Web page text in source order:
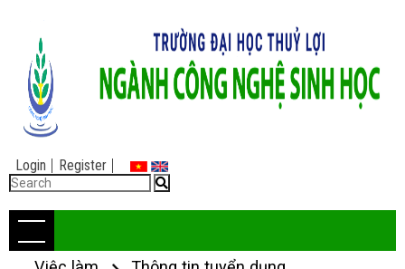
Login Register